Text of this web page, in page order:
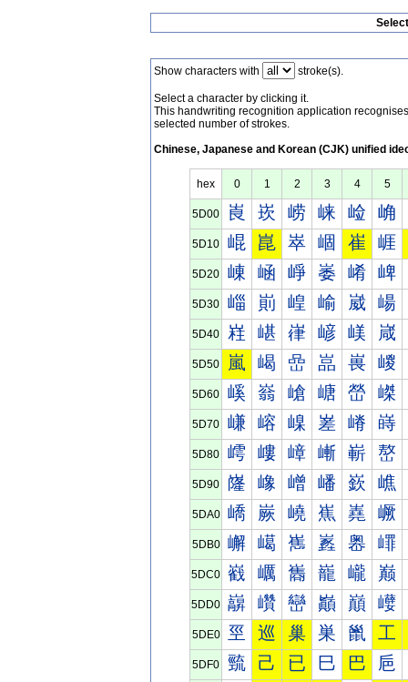
Show characters with stroke(s).
Select a character by clicking it.
This handwriting recognition application
selected number of strokes.
Chinese, Japanese and Korean (CJK) unified
hex 0 1 2 3 4 5
5D00 崀 崁 崂 崃 崄 崅
5D10 崐 崑 崒 崓 崔 崕
5D20 崠 崡 崢 崣 崤 崥
5D30 崰 崱 崲 崳 崴 崵
5D40 嵀 嵁 嵂 嵃 嵄 嵅
5D50 嵐 嵑 嵒 嵓 嵔 嵕
5D60 嵠 嵡 嵢 嵣 嵤 嵥
5D70 嵰 嵱 嵲 嵳 嵴 嵵
5D80 嶀 嶁 嶂 嶃 嶄 嶅
5D90 嶐 嶑 嶒 嶓 嶔 嶕
5DA0 嶠 嶡 嶢 嶣 嶤 嶥
5DB0 嶰 嶱 嶲 嶳 嶴 嶵
5DC0 巀 巁 巂 巃 巄 巅
5DD0 巐 巑 巒 巓 巔 巕
5DE0 巠 巡 巢 巣 巤 工
5DF0 巰 己 已 巳 巴 巵